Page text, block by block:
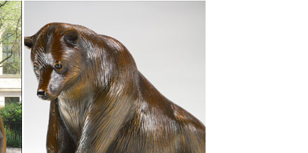
мимо, обычно трут нос собаке на
в одной книге говорится, что его застрелили, в
быстрой доставкой по России, фото,
доставить покупку.